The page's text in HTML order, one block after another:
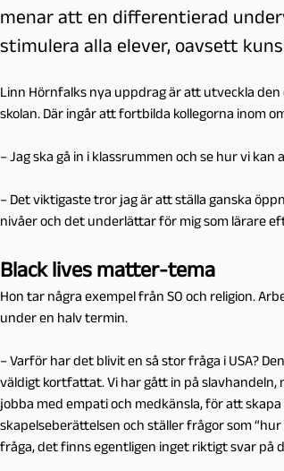
menar att en differentierad
stimulera alla elever, oavsett
Linn Hörnfalks nya uppdrag är att utveckla
skolan. Där ingår att fortbilda kollegorna inom
– Jag ska gå in i klassrummen och se hur vi
– Det viktigaste tror jag är att ställa ganska
nivåer och det underlättar för mig som lärare
Black lives matter-tema
Hon tar några exempel från SO och religion.
under en halv termin.
– Varför har det blivit en så stor fråga i USA?
väldigt kortfattat. Vi har gått in på slavhandeln,
jobba med empati och medkänsla, för att
skapelseberättelsen och ställer frågor som
fråga, det finns egentligen inget riktigt svar på